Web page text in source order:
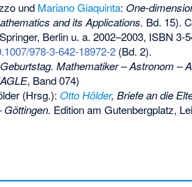
und Mariano Giaquinta: One-
and its Applications. Bd. 15).
Berlin u. a. 2002–2003, ISBN 3-
978-3-642-18972-2(Bd. 2).
Mathematiker – Astronom –
, Band 074)
(Hrsg.): Otto Hölder, Briefe an die
Göttingen. Edition am Gutenbergplatz,